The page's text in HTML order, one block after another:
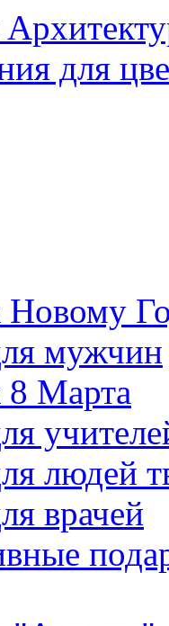
для
мужчин
8 Марта
людей
врачей